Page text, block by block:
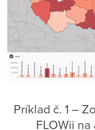
Príklad č. 1 –
FLOWii